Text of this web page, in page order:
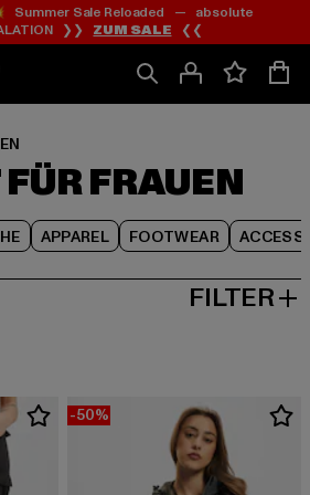
Zum
Inhalt
springen
Zum
Fußzeile
springen
Sale Reloaded — absolute
❯❯ ZUM SALE ❮❮
FRAUEN
APPAREL FOOTWEAR
Zum
Produktraster
springen
FILTER
-50%